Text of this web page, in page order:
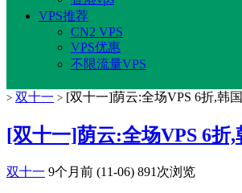
VPS推荐
CN2 VPS
VPS优惠
不限流量VPS
> 双十一 > [双十一]荫云:全场VPS 6折,韩
[双十一]荫云:全场VPS 6折
双十一 9个月前 (11-06) 891次浏览